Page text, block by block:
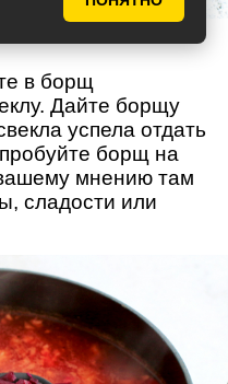
в борщ
Дайте борщу
успела отдать
борщ на
мнению там
сладости или